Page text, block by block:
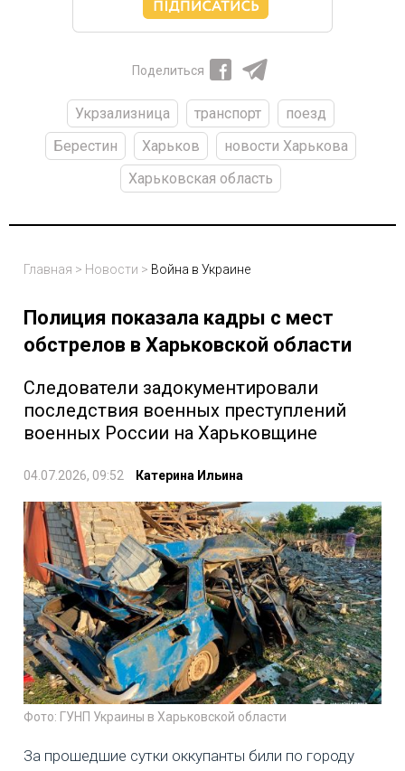
Поделиться
Укрзализница транспорт
поезд
Берестин
Харьков
новости Харькова
Харьковская область
Главная > Новости > Война в Украине
Полиция показала кадры с мест
обстрелов в Харьковской области
Следователи задокументировали
последствия военных преступлений
военных России на Харьковщине
04.07.2026, 09:52 Катерина Ильина
Фото: ГУНП Украины в Харьковской области
За прошедшие сутки оккупанты били по городу